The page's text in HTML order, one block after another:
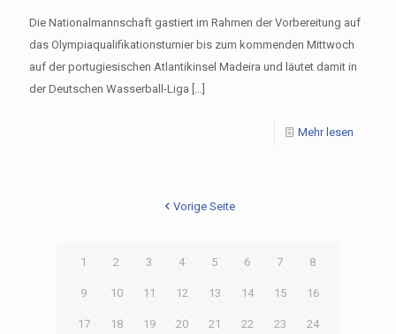
Die Nationalmannschaft gastiert im Rahmen der Vorbereitung auf
das Olympiaqualifikationsturnier bis zum kommenden Mittwoch
auf der portugiesischen Atlantikinsel Madeira und läutet damit in
der Deutschen Wasserball-Liga […]
Mehr lesen
Vorige Seite
1 2 3 4 5 6 7 8
9 10 11 12 13 14 15 16
17 18 19 20 21 22 23 24